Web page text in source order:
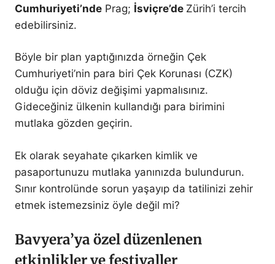
Cumhuriyeti’nde Prag; İsviçre’de Zürih’i tercih
edebilirsiniz.
Böyle bir plan yaptığınızda örneğin Çek
Cumhuriyeti’nin para biri Çek Korunası (CZK)
olduğu için döviz değişimi yapmalısınız.
Gideceğiniz ülkenin kullandığı para birimini
mutlaka gözden geçirin.
Ek olarak seyahate çıkarken kimlik ve
pasaportunuzu mutlaka yanınızda bulundurun.
Sınır kontrolünde sorun yaşayıp da tatilinizi zehir
etmek istemezsiniz öyle değil mi?
Bavyera’ya özel düzenlenen